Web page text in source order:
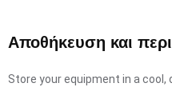
Αποθήκευση και
Store your equipment in a